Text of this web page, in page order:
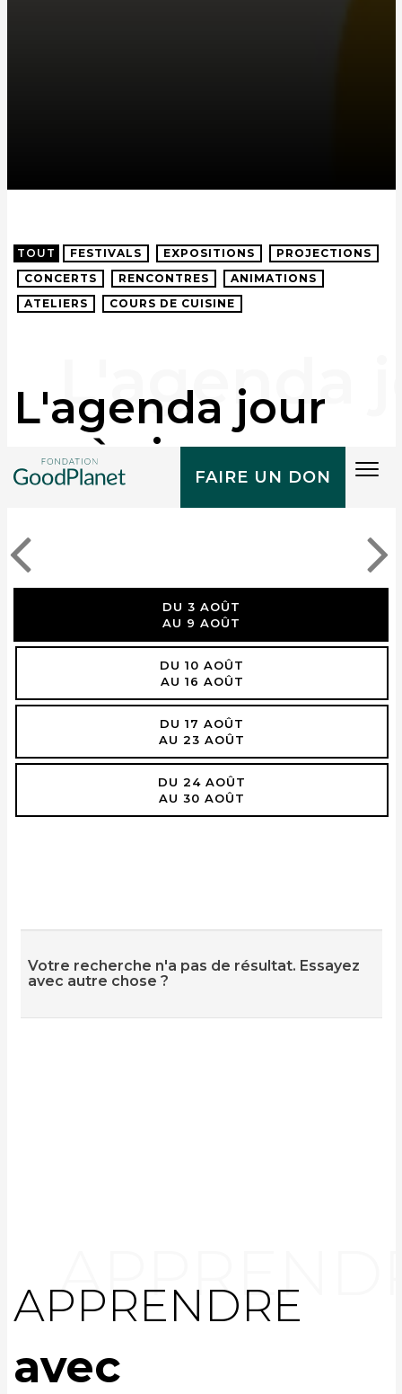
FAIRE UN DON
TOUT FESTIVALS EXPOSITIONS
PROJECTIONS
CONCERTS
RENCONTRES
ANIMATIONS
ATELIERS
COURS DE CUISINE
L'agenda jour
après jour
DU 3 AOÛT
AU 9 AOÛT
DU 10 AOÛT
AU 16 AOÛT
DU 17 AOÛT
AU 23 AOÛT
DU 24 AOÛT
AU 30 AOÛT
Votre recherche n'a pas de résultat. Essayez
avec autre chose ?
APPRENDRE
avec